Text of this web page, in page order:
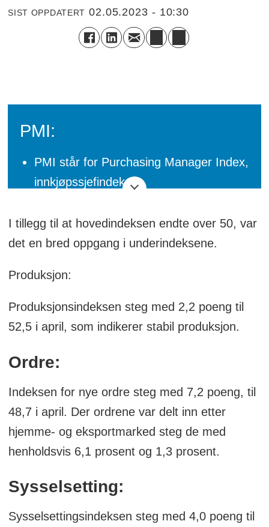
SIST OPPDATERT 02.05.2023 - 10:30
PMI:
PMI står for Purchasing Manager Index,
innkjøpssjefindeks.
innkjøpssjefsindeks og utarbeides i et
samarbeid mellom NIMA – Norsk
Forbund for Innkjøp og Logistikk og
Hver måned utarbeides PMI i mer enn
40 land og foruten Europa kommer den
2004.
Indeksen måler vareflyten i bedriftene.
Tallene brukes som en indikator på
valutakurser og renter.
Verdier over 50 uttrykker økt aktivitet
I tillegg til at hovedindeksen endte over 50, var
det en bred oppgang i underindeksene.
Produksjon:
Produksjonsindeksen steg med 2,2 poeng til
52,5 i april, som indikerer stabil produksjon.
Ordre:
Indeksen for nye ordre steg med 7,2 poeng, til
48,7 i april. Der ordrene var delt inn etter
hjemme- og eksportmarked steg de med
henholdsvis 6,1 prosent og 1,3 prosent.
Sysselsetting:
Sysselsettingsindeksen steg med 4,0 poeng til